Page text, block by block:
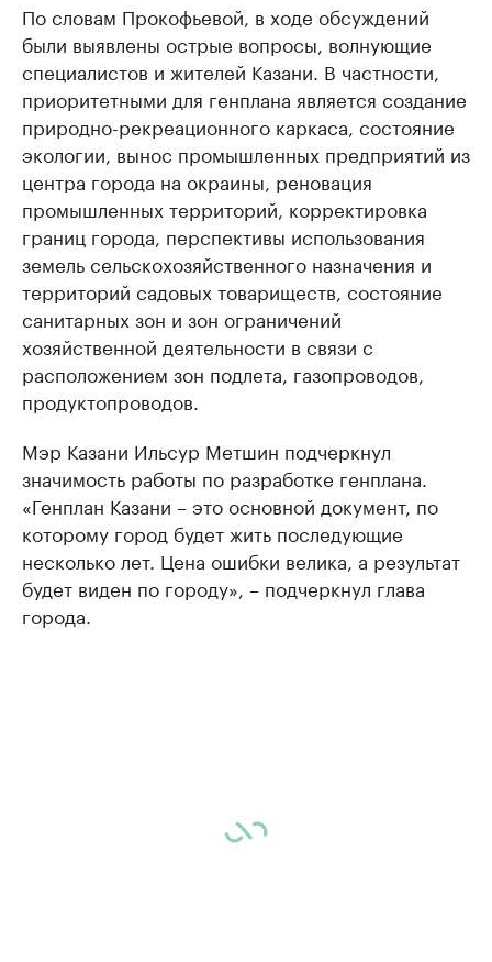
По словам Прокофьевой, в ходе обсуждений
были выявлены острые вопросы, волнующие
специалистов и жителей Казани. В частности,
приоритетными для генплана является создание
природно-рекреационного каркаса, состояние
экологии, вынос промышленных предприятий из
центра города на окраины, реновация
промышленных территорий, корректировка
границ города, перспективы использования
земель сельскохозяйственного назначения и
территорий садовых товариществ, состояние
санитарных зон и зон ограничений
хозяйственной деятельности в связи с
расположением зон подлета, газопроводов,
продуктопроводов.
Мэр Казани Ильсур Метшин подчеркнул
значимость работы по разработке генплана.
«Генплан Казани – это основной документ, по
которому город будет жить последующие
несколько лет. Цена ошибки велика, а результат
будет виден по городу», – подчеркнул глава
города.